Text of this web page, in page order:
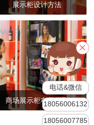
展示柜设计方法
商场展示柜布局原则
电话&微信
18056006132
18056007785